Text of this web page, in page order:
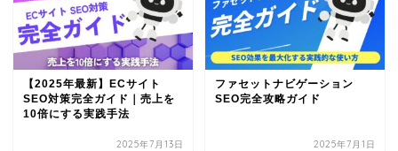
【2025年最新】ECサイト
SEO対策完全ガイド｜売上を
10倍にする実践手法
2025年7月13日
ファセットナビゲーション
SEO完全攻略ガイド
2025年7月1日